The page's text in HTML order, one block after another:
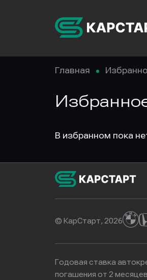
Главная
В избранном пока
© КарСтарт, 2026
Годовая ставка
погашения от 2